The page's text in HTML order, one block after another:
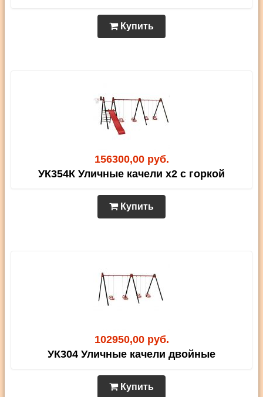
Купить
156300,00 руб.
УК354К Уличные качели х2 с горкой
Купить
102950,00 руб.
УК304 Уличные качели двойные
Купить